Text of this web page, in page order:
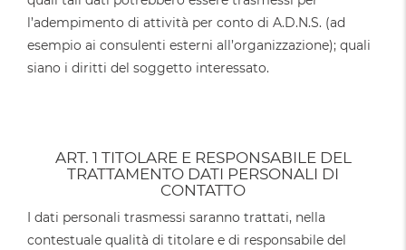
l’adempimento di attività per conto di A.D.N.S. (ad
esempio ai consulenti esterni all’organizzazione); quali
siano i diritti del soggetto interessato.
ART. 1 TITOLARE E RESPONSABILE DEL
TRATTAMENTO DATI PERSONALI DI
CONTATTO
I dati personali trasmessi saranno trattati, nella
contestuale qualità di titolare e di responsabile del